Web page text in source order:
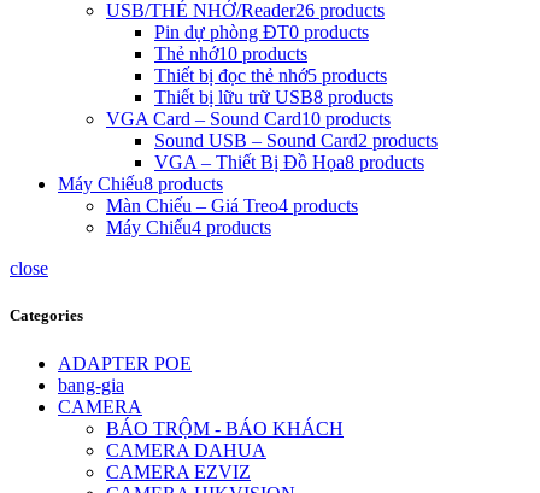
USB/THẺ NHỚ/Reader26 products
Pin dự phòng ĐT0 products
Thẻ nhớ10 products
Thiết bị đọc thẻ nhớ5 products
Thiết bị lữu trữ USB8 products
VGA Card – Sound Card10 products
Sound USB – Sound Card2 products
VGA – Thiết Bị Đồ Họa8 products
Máy Chiếu8 products
Màn Chiếu – Giá Treo4 products
Máy Chiếu4 products
close
Categories
ADAPTER POE
bang-gia
CAMERA
BÁO TRỘM - BÁO KHÁCH
CAMERA DAHUA
CAMERA EZVIZ